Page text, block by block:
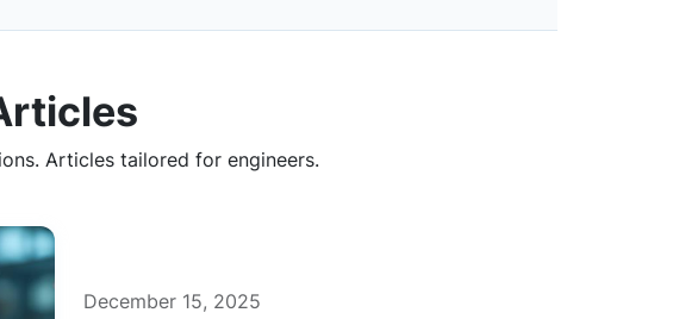
Articles tailored for engineers.
December 15, 2025